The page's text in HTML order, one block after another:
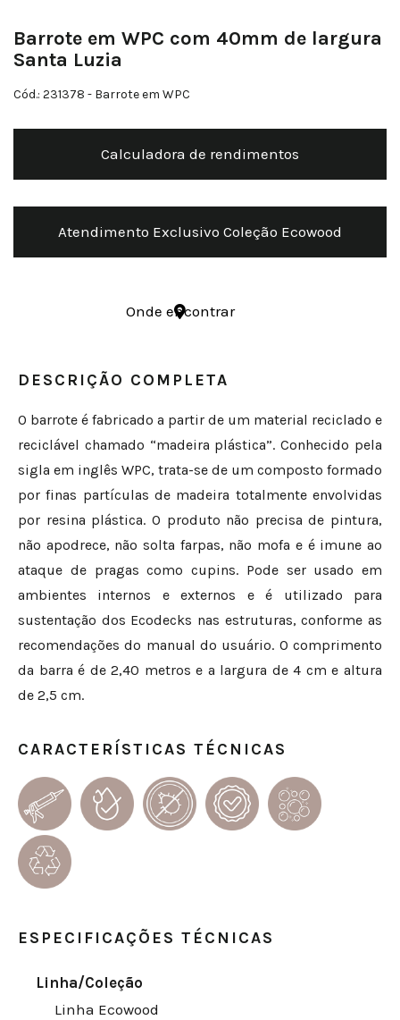
Barrote em WPC com 40mm de largura
Santa Luzia
Cód.: 231378 - Barrote em WPC
Calculadora de rendimentos
Atendimento Exclusivo Coleção Ecowood
Onde encontrar
DESCRIÇÃO COMPLETA
O barrote é fabricado a partir de um material reciclado e
reciclável chamado “madeira plástica”. Conhecido pela
sigla em inglês WPC, trata-se de um composto formado
por finas partículas de madeira totalmente envolvidas
por resina plástica. O produto não precisa de pintura,
não apodrece, não solta farpas, não mofa e é imune ao
ataque de pragas como cupins. Pode ser usado em
ambientes internos e externos e é utilizado para
sustentação dos Ecodecks nas estruturas, conforme as
recomendações do manual do usuário. O comprimento
da barra é de 2,40 metros e a largura de 4 cm e altura
de 2,5 cm.
CARACTERÍSTICAS TÉCNICAS
ESPECIFICAÇÕES TÉCNICAS
Linha/Coleção
Linha Ecowood